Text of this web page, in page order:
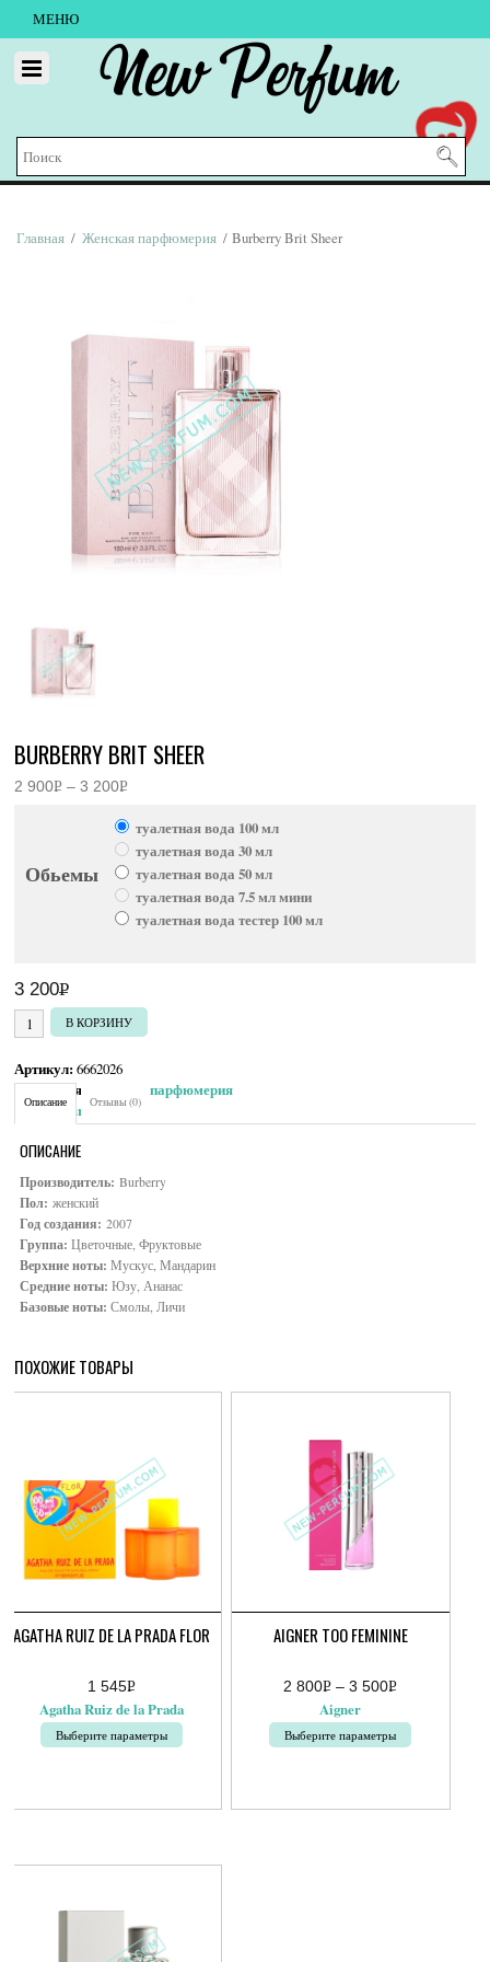
МЕНЮ
New Perfum
Главная / Женская парфюмерия / Burberry Brit Sheer
BURBERRY BRIT SHEER
2 900Р – 3 200Р
Обьемы
туалетная вода 100 мл
туалетная вода 30 мл
туалетная вода 50 мл
туалетная вода 7.5 мл мини
туалетная вода тестер 100 мл
3 200Р
УБ.
Количество товара Burberry Brit Sheer
В КОРЗИНУ
Артикул:6662026
Категория:
Женская парфюмерия
Brand:Burberry
Описание Отзывы (0)
ОПИСАНИЕ
Производитель: Burberry
Пол: женский
Год создания: 2007
Группа: Цветочные, Фруктовые
Верхние ноты: Мускус, Мандарин
Средние ноты: Юзу, Ананас
Базовые ноты: Смолы, Личи
ПОХОЖИЕ ТОВАРЫ
AGATHA RUIZ DE LA PRADA FLOR
1 545Р
УБ.
Agatha Ruiz de la Prada
Выберите параметры
имеет
Опции
AIGNER TOO FEMININE
2 800Р
УБ.
– 3 500Р
800руб.
Aigner
Выберите параметры
имеет